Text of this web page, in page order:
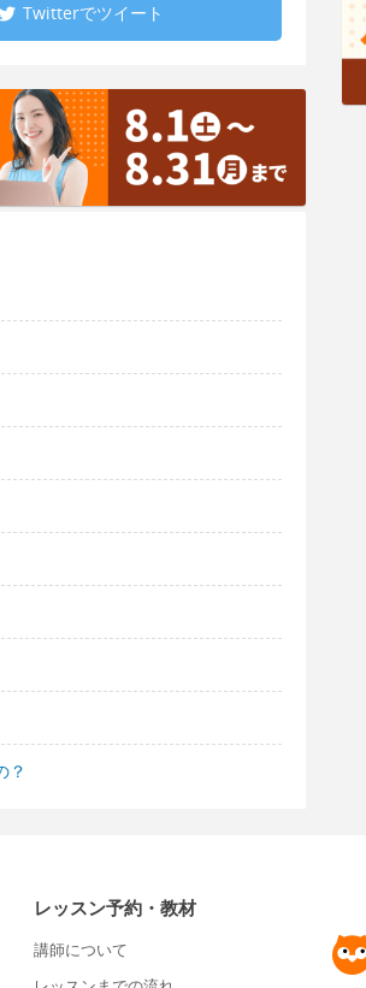
Twitterでツイート
？
レッスン予約・教材
講師について